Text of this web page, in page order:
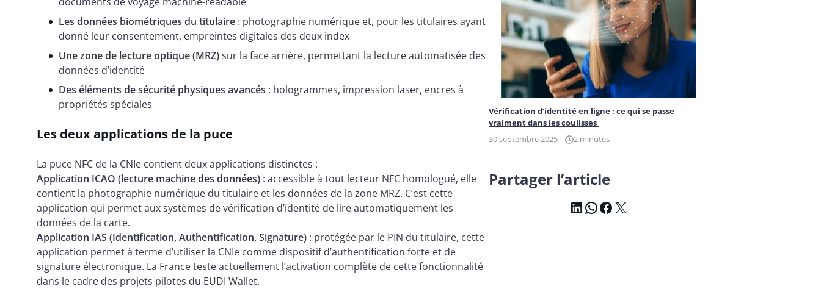
Les données biométriques du titulaire : photographie numérique et, pour les titulaires ayant
donné leur consentement, empreintes digitales des deux index
Une zone de lecture optique (MRZ)sur la face arrière, permettant la lecture automatisée des
données d’identité
Des éléments de sécurité physiques avancés : hologrammes, impression laser, encres à
propriétés spéciales
Les deux applications de la puce
La puce NFC de la CNIe contient deux applications distinctes :
Application ICAO (lecture machine des données) : accessible à tout lecteur NFC homologué, elle
contient la photographie numérique du titulaire et les données de la zone MRZ. C’est cette
application qui permet aux systèmes de vérification d’identité de lire automatiquement les
données de la carte.
Application IAS (Identification, Authentification, Signature) : protégée par le PIN du titulaire, cette
application permet à terme d’utiliser la CNIe comme dispositif d’authentification forte et de
signature électronique. La France teste actuellement l’activation complète de cette fonctionnalité
dans le cadre des projets pilotes du EUDI Wallet.
Vérification d’identité en ligne : ce qui se passe
vraiment dans les coulisses
30 septembre 2025
2 minutes
Partager l’article
LinkedIn WhatsApp Facebook X